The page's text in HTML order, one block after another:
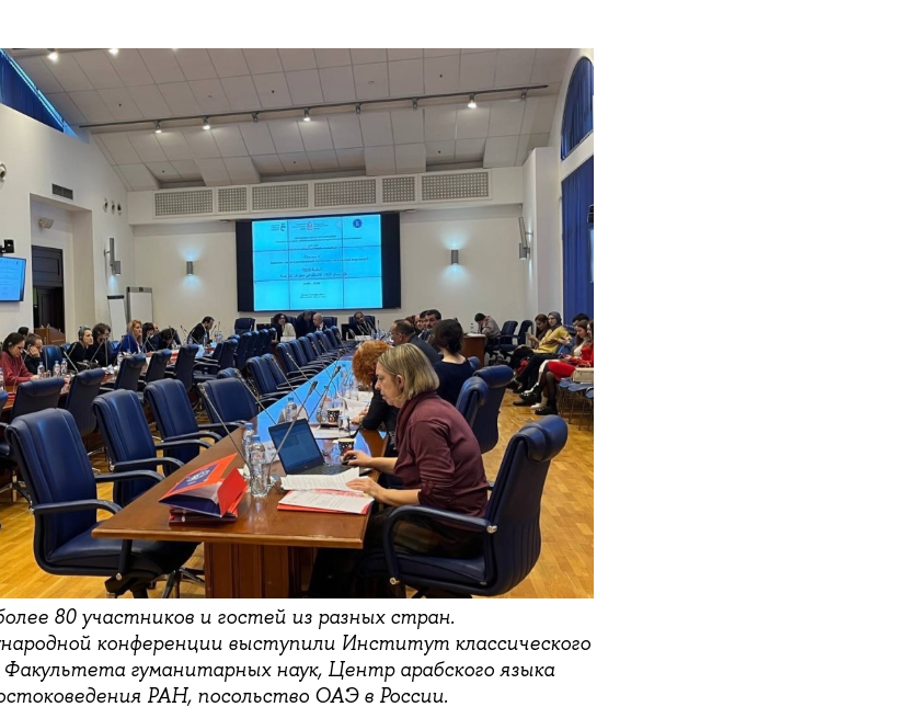
80 участников и гостей из разных стран.
конференции выступили Институт классического
гуманитарных наук, Центр арабского языка
РАН, посольство ОАЭ в России.